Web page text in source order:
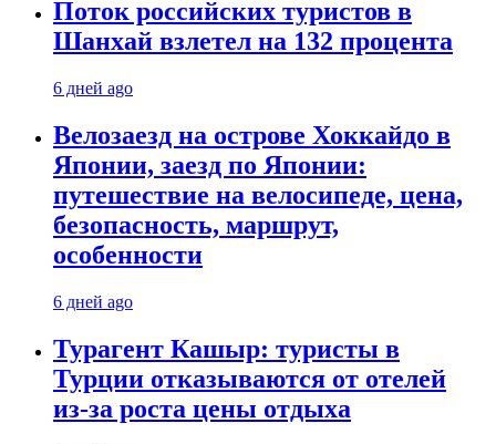
Поток российских туристов в
Шанхай взлетел на 132 процента
6 дней ago
Велозаезд на острове Хоккайдо в
Японии, заезд по Японии:
путешествие на велосипеде, цена,
безопасность, маршрут,
особенности
6 дней ago
Турагент Кашыр: туристы в
Турции отказываются от отелей
из-за роста цены отдыха